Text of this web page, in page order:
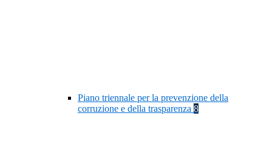
Piano triennale per la prevenzione della
corruzione e della trasparenza 8